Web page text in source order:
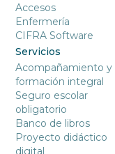
Accesos
Enfermería
CIFRA Software
Servicios
Acompañamiento y
formación integral
Seguro escolar
obligatorio
Banco de libros
Proyecto didáctico
digital